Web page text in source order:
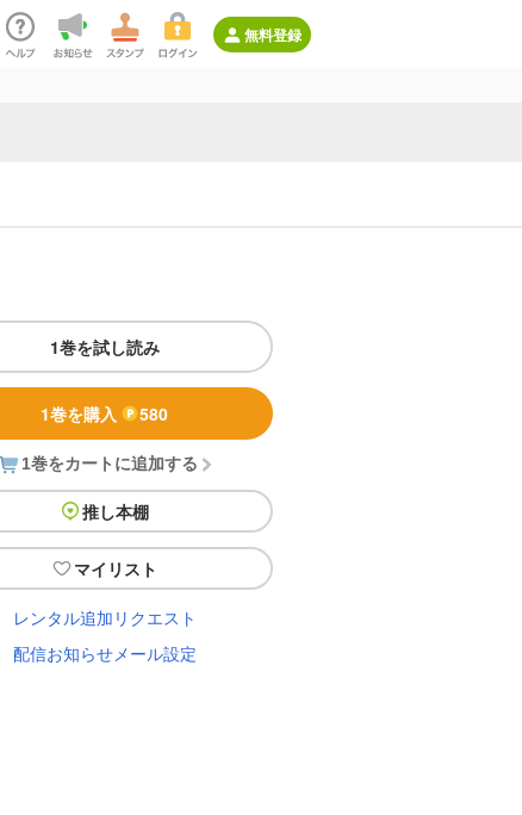
無料登録
1巻を試し読み
1巻を購入 580
1巻をカートに追加する
推し本棚
マイリスト
レンタル追加リクエスト
配信お知らせメール設定